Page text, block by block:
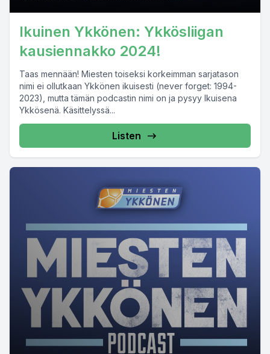
Ikuinen Ykkönen: Ykkösliigan
kausiennakko 2024!
Taas mennään! Miesten toiseksi korkeimman sarjatason
nimi ei ollutkaan Ykkönen ikuisesti (never forget: 1994-
2023), mutta tämän podcastin nimi on ja pysyy Ikuisena
Ykkösenä. Käsittelyssä...
Listen